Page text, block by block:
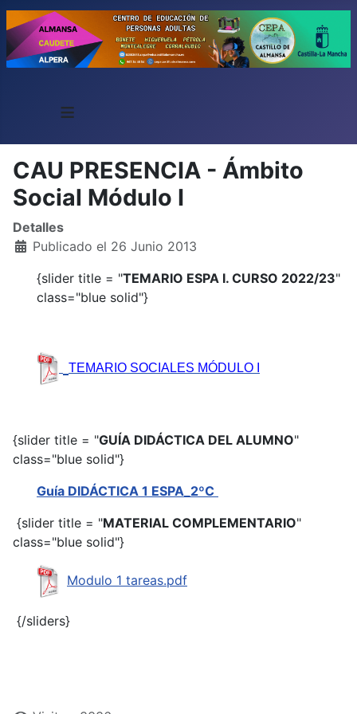
≡
CAU PRESENCIA - Ámbito
Social Módulo I
Detalles
Publicado el 26 Junio 2013
{slider title = "TEMARIO ESPA I. CURSO 2022/23"
class="blue solid"}
TEMARIO SOCIALES MÓDULO I
{slider title = "GUÍA DIDÁCTICA DEL ALUMNO"
class="blue solid"}
Guía DIDÁCTICA 1 ESPA_2ºC
{slider title = "MATERIAL COMPLEMENTARIO"
class="blue solid"}
Modulo 1 tareas.pdf
{/sliders}